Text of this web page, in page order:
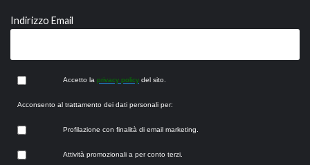
Indirizzo Email
Accetto la privacy policy del sito.
Acconsento al trattamento dei dati personali per:
Profilazione con finalità di email marketing.
Attività promozionali a per conto terzi.